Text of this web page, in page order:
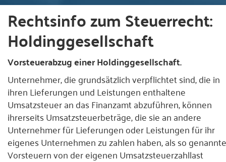
Startseite
Profil
Infocenter
Presse
Kontakt
Rechtsinfo zum Steuerrecht:
Holdinggesellschaft
Vorsteuerabzug einer Holdinggesellschaft.
Unternehmer, die grundsätzlich verpflichtet sind, die in
ihren Lieferungen und Leistungen enthaltene
Umsatzsteuer an das Finanzamt abzuführen, können
ihrerseits Umsatzsteuerbeträge, die sie an andere
Unternehmer für Lieferungen oder Leistungen für ihr
eigenes Unternehmen zu zahlen haben, als so genannte
Vorsteuern von der eigenen Umsatzsteuerzahllast